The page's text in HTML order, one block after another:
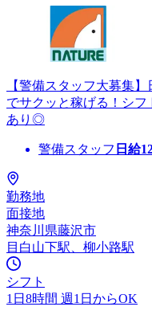
【警備スタッフ大募集
でサクッと稼げる！シ
あり◎
警備スタッフ 日給
勤務地
面接地
神奈川県藤沢市
目白山下駅、柳小路駅
シフト
1日8時間 週1日からOK